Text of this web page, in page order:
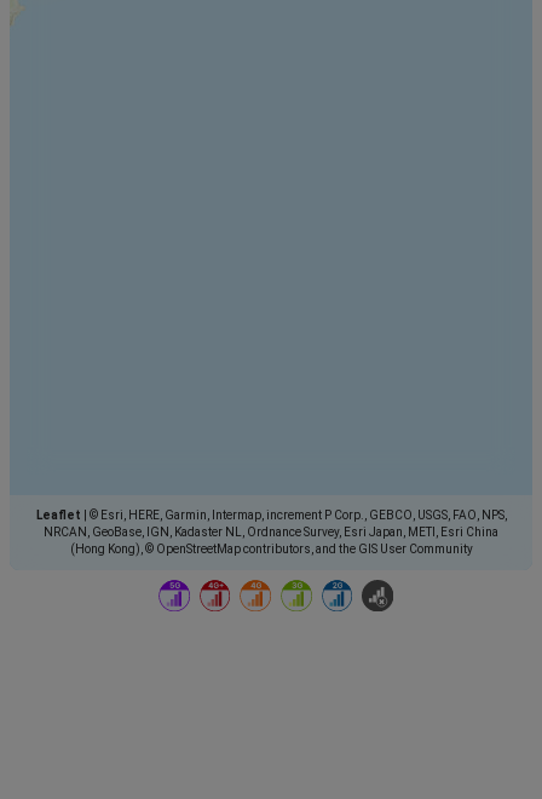
Leaflet
© Esri, HERE, Garmin, Intermap, increment P Corp., GEBCO, USGS, FAO, NPS,
NRCAN, GeoBase, IGN, Kadaster NL, Ordnance Survey, Esri Japan, METI, Esri China
(Hong Kong), © OpenStreetMap contributors, and the GIS User Community